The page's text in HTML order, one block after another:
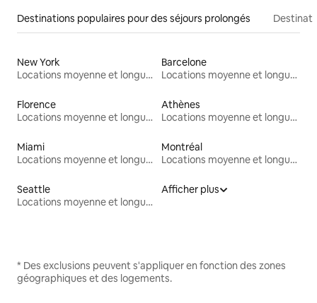
Destinations populaires pour des séjours prolongés
New York
Locations moyenne et longue durée
Barcelone
Locations moyenne et longue durée
Florence
Locations moyenne et longue durée
Athènes
Locations moyenne et longue durée
Miami
Locations moyenne et longue durée
Montréal
Locations moyenne et longue durée
Seattle
Locations moyenne et longue durée
Afficher plus
* Des exclusions peuvent s'appliquer en fonction des zones
géographiques et des logements.